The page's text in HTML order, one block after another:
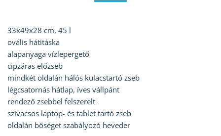
33x49x28 cm, 45 l
ovális hátitáska
alapanyaga vízlepergető
cipzáras előzseb
mindkét oldalán hálós kulacstartó zseb
légcsatornás hátlap, íves vállpánt
rendező zsebbel felszerelt
szivacsos laptop- és tablet tartó zseb
oldalán bőséget szabályozó heveder